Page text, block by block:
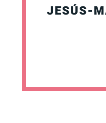
JESÚS-